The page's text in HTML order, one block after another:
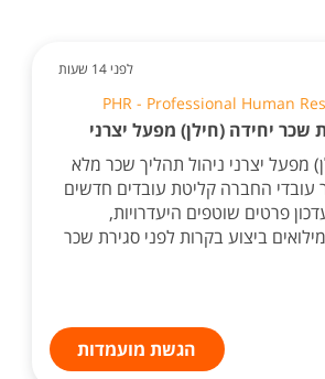
לפני 14 שעות
PHR - Professional Human
יחידה (חילן) מפעל יצרני
מפעל יצרני ניהול תהליך שכר מלא
החברה קליטת עובדים חדשים
פרטים שוטפים היעדרויות,
ביצוע בקרות לפני סגירת שכר
הגשת מועמדות